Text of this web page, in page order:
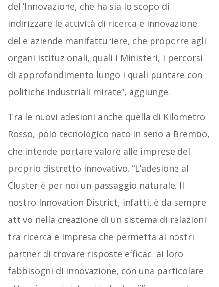
dell’Innovazione, che ha sia lo scopo di
indirizzare le attività di ricerca e innovazione
delle aziende manifatturiere, che proporre agli
organi istituzionali, quali i Ministeri, i percorsi
di approfondimento lungo i quali puntare con
politiche industriali mirate”, aggiunge.
Tra le nuovi adesioni anche quella di Kilometro
Rosso, polo tecnologico nato in seno a Brembo,
che intende portare valore alle imprese del
proprio distretto innovativo. “L’adesione al
Cluster è per noi un passaggio naturale. Il
nostro Innovation District, infatti, è da sempre
attivo nella creazione di un sistema di relazioni
tra ricerca e impresa che permetta ai nostri
partner di trovare risposte efficaci ai loro
fabbisogni di innovazione, con una particolare